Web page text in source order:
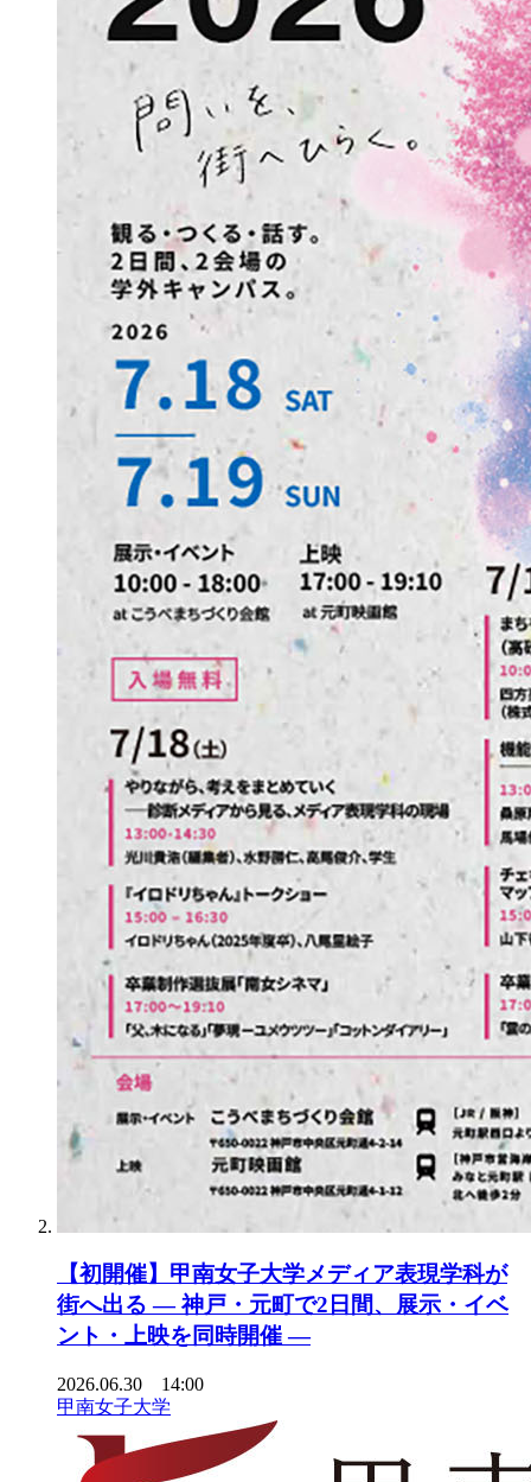
【初開催】甲南女子大学メディア表現学科が
街へ出る ― 神戸・元町で2日間、展示・イベ
ント・上映を同時開催 ―
2026.06.30 14:00
甲南女子大学